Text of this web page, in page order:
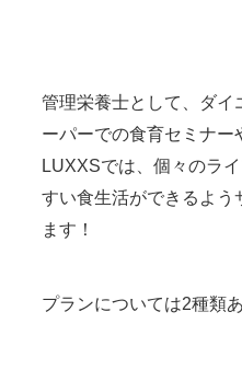
管理栄養士として、ダイ
ーパーでの食育セミナー
LUXXSでは、個々のラ
すい食生活ができるよう
ます！
プランについては2種類あ